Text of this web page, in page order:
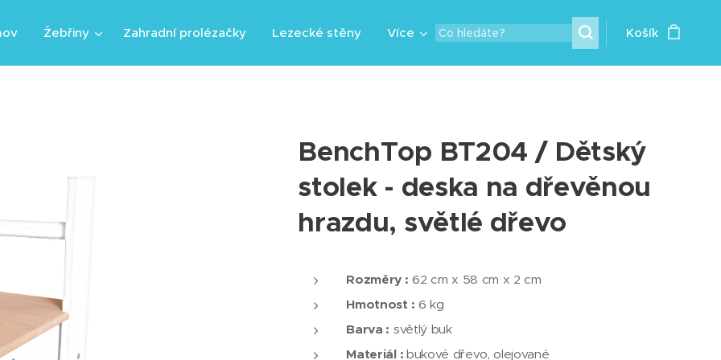
Žebřiny Zahradní prolézačky Lezecké stěny Více Košík
BenchTop BT204 / Dětský
stolek - deska na dřevěnou
hrazdu, světlé dřevo
Rozměry : 62 cm x 58 cm x 2 cm
Hmotnost : 6 kg
Barva : světlý buk
Materiál : bukové dřevo, olejované